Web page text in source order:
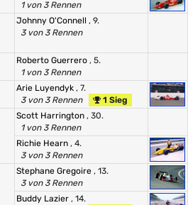
1 von 3 Rennen
Johnny O'Connell , 9.
3 von 3 Rennen
Roberto Guerrero , 5.
1 von 3 Rennen
Arie Luyendyk , 7.
3 von 3 Rennen
1 Sieg
Scott Harrington , 30.
1 von 3 Rennen
Richie Hearn , 4.
3 von 3 Rennen
Stephane Gregoire , 13.
3 von 3 Rennen
Buddy Lazier , 14.